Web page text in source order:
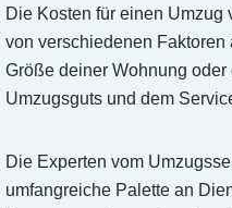
Die Kosten für einen
von verschiedenen
Größe deiner Wohnung
Umzugsguts und dem
Die Experten vom
umfangreiche Palette an